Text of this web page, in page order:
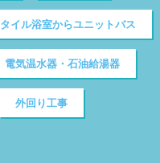
タイル浴室からユニットバス
電気温水器・石油給湯器
外回り工事